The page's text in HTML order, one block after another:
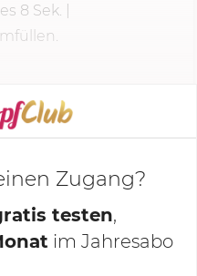
8 Sek.
STARTEN
Zugang?
testen,
im Jahresabo